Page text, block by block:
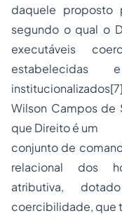
daquele proposto
segundo o qual o
executáveis
Wilson Campos de
que Direito é um
conjunto de
relacional dos
atributiva,
coercibilidade, que